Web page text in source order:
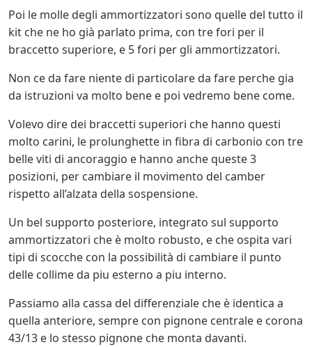
Poi le molle degli ammortizzatori sono quelle del tutto il
kit che ne ho già parlato prima, con tre fori per il
braccetto superiore, e 5 fori per gli ammortizzatori.
Non ce da fare niente di particolare da fare perche gia
da istruzioni va molto bene e poi vedremo bene come.
Volevo dire dei braccetti superiori che hanno questi
molto carini, le prolunghette in fibra di carbonio con tre
belle viti di ancoraggio e hanno anche queste 3
posizioni, per cambiare il movimento del camber
rispetto all’alzata della sospensione.
Un bel supporto posteriore, integrato sul supporto
ammortizzatori che è molto robusto, e che ospita vari
tipi di scocche con la possibilità di cambiare il punto
delle collime da piu esterno a piu interno.
Passiamo alla cassa del differenziale che è identica a
quella anteriore, sempre con pignone centrale e corona
43/13 e lo stesso pignone che monta davanti.